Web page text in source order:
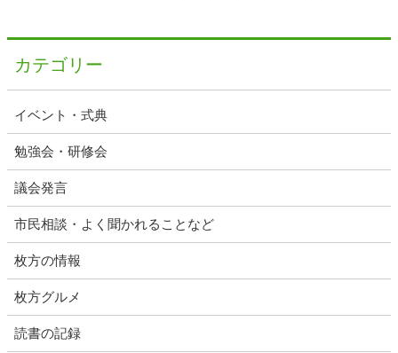
カテゴリー
イベント・式典
勉強会・研修会
議会発言
市民相談・よく聞かれることなど
枚方の情報
枚方グルメ
読書の記録